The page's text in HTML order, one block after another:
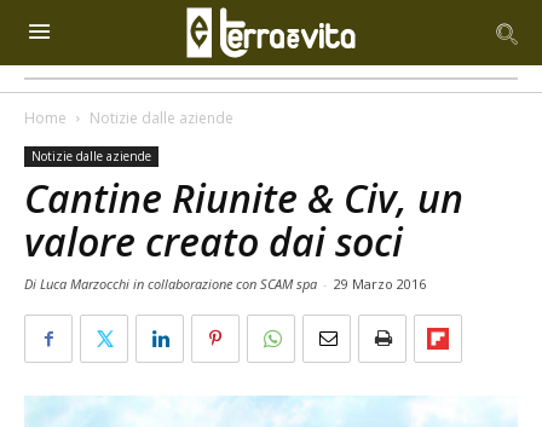
Home Notizie dalle aziende
Notizie dalle aziende
Cantine Riunite & Civ, un
valore creato dai soci
Di Luca Marzocchi in collaborazione con SCAM spa - 29 Marzo 2016